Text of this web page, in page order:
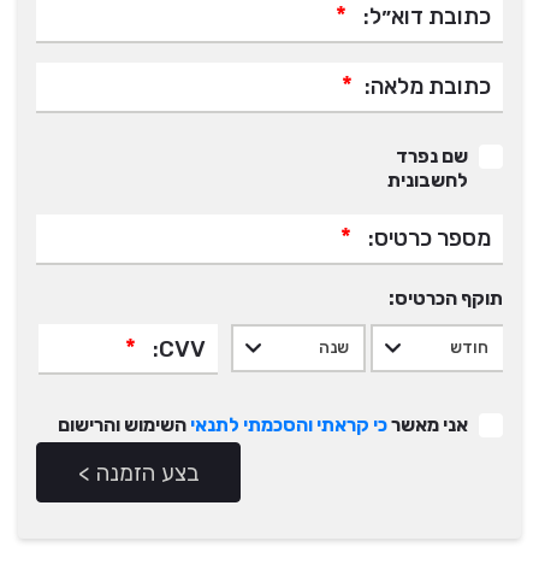
כתובת דוא״ל: *
כתובת מלאה: *
שם נפרד
לחשבונית
מספר כרטיס: *
תוקף הכרטיס:
CVV:
*
אני מאשרכי קראתי והסכמתי לתנאי השימוש והרישום
בצע הזמנה >